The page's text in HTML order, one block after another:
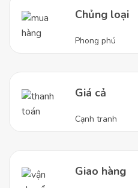
Chủng loại
Phong phú
Giá cả
Cạnh tranh
Giao hàng